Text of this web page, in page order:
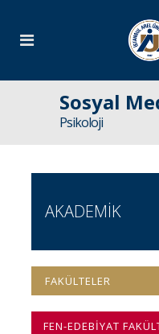
Sosyal
Psikoloji
AKADEMİK
FAKÜLTELER
FEN-EDEBİYAT